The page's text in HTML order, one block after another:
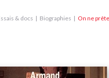
& docs Biographies On ne